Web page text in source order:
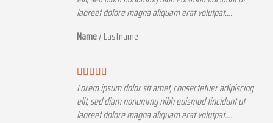
laoreet dolore magna aliquam erat volutpat….
Name/Lastname
Lorem ipsum dolor sit amet, consectetuer
elit, sed diam nonummy nibh euismod tincidunt ut
laoreet dolore magna aliquam erat volutpat….